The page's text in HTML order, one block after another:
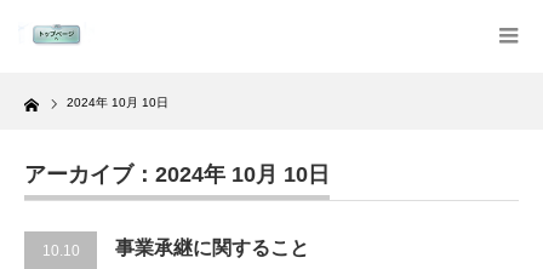
Home 2024年 10月 10日
アーカイブ：2024年 10月 10日
10.10
事業承継に関すること